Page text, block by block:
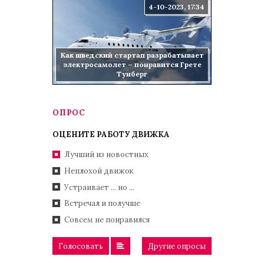
Как шведский стартап разрабатывает
электросамолет – понравится Грете
Тунберг
4-10-2023, 17:34
ОПРОС
ОЦЕНИТЕ РАБОТУ ДВИЖКА
Лучший из новостных
Неплохой движок
Устраивает ... но ...
Встречал и получше
Совсем не понравился
Голосовать Другие опросы